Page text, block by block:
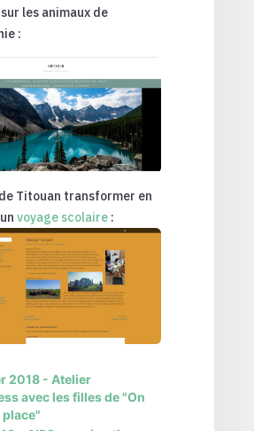
les animaux de
:
Titouan transformer en
voyage scolaire:
2018 - Atelier
avec les filles de "On
place"